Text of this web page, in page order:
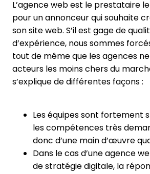
L’agence web est le prestataire
pour un annonceur qui souhaite
son site web. S’il est gage de
d’expérience, nous sommes
tout de même que les agences
acteurs les moins chers du
s’explique de différentes façons :
Les équipes sont fortement
les compétences très
donc d’une main d’œuvre
Dans le cas d’une agence
de stratégie digitale, la